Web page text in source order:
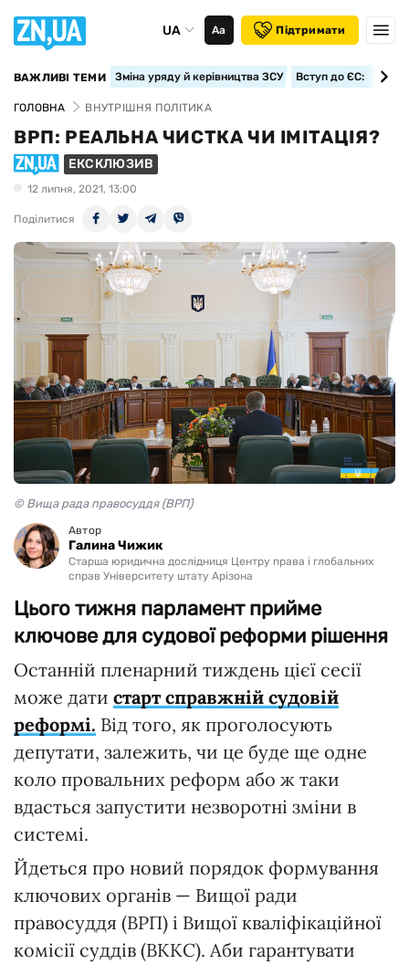
UA Аа Підтримати
ВАЖЛИВІ ТЕМИ Зміна уряду й керівництва ЗСУ Вступ до ЄС:
ГОЛОВНА ВНУТРІШНЯ ПОЛІТИКА
ВРП: РЕАЛЬНА ЧИСТКА ЧИ ІМІТАЦІЯ?
ЕКСКЛЮЗИВ
12 липня, 2021, 13:00
Поділитися
© Вища рада правосуддя (ВРП)
Автор
Галина Чижик
Старша юридична дослідниця Центру права і глобальних
справ Університету штату Арізона
Цього тижня парламент прийме
ключове для судової реформи рішення
Останній пленарний тиждень цієї сесії
може дати старт справжній судовій
реформі. Від того, як проголосують
депутати, залежить, чи це буде ще одне
коло провальних реформ або ж таки
вдасться запустити незворотні зміни в
системі.
Йдеться про новий порядок формування
ключових органів — Вищої ради
правосуддя (ВРП) і Вищої кваліфікаційної
комісії суддів (ВККС). Аби гарантувати